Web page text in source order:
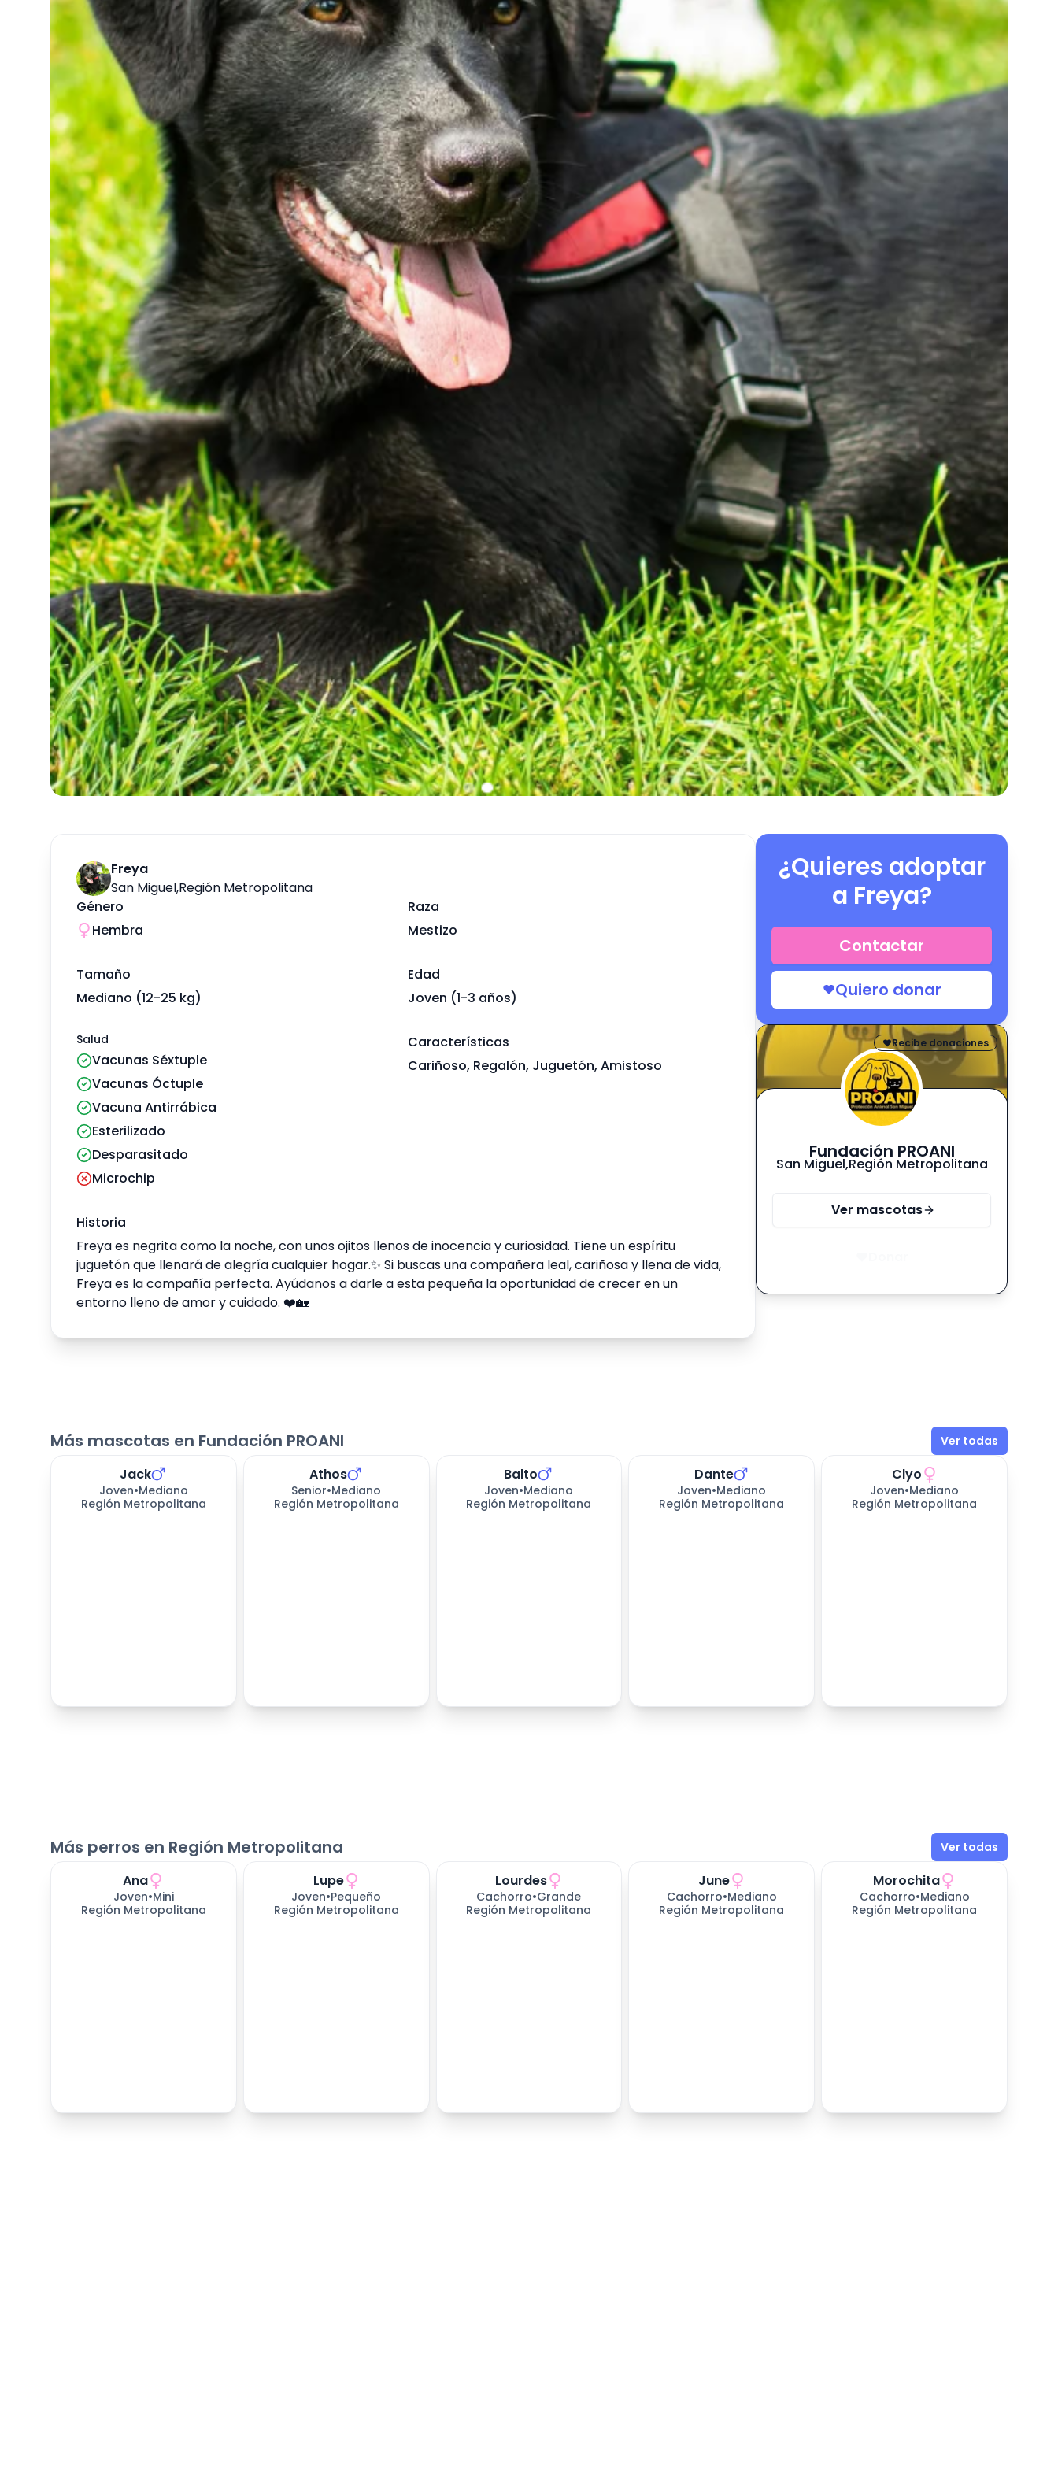
Freya
San Miguel,Región Metropolitana
Género
Hembra
Raza
Mestizo
Tamaño
Mediano (12-25 kg)
Edad
Joven (1-3 años)
Salud
Vacunas Séxtuple
Vacunas Óctuple
Vacuna Antirrábica
Esterilizado
Desparasitado
Microchip
Características
Cariñoso, Regalón, Juguetón, Amistoso
Historia
Freya es negrita como la noche, con unos ojitos llenos de inocencia y curiosidad. Tiene un espíritu
juguetón que llenará de alegría cualquier hogar.✨️ Si buscas una compañera leal, cariñosa y llena de vida,
Freya es la compañía perfecta. Ayúdanos a darle a esta pequeña la oportunidad de crecer en un
entorno lleno de amor y cuidado. ❤️🏡
¿Quieres adoptar
a Freya?
Contactar
Quiero donar
Recibe donaciones
Fundación PROANI
San Miguel,Región Metropolitana
Ver mascotas
Más mascotas en Fundación PROANI Ver todas
Jack
Joven•Mediano
Región Metropolitana
Athos
Senior•Mediano
Región Metropolitana
Balto
Joven•Mediano
Región Metropolitana
Dante
Joven•Mediano
Región Metropolitana
Clyo
Joven•Mediano
Región Metropolitana
Más perros en Región Metropolitana Ver todas
Ana
Joven•Mini
Región Metropolitana
Lupe
Joven•Pequeño
Región Metropolitana
Lourdes
Cachorro•Grande
Región Metropolitana
June
Cachorro•Mediano
Región Metropolitana
Morochita
Cachorro•Mediano
Región Metropolitana